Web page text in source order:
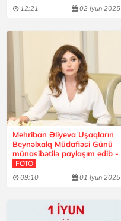
12:21 02 İyun 2025
Mehriban Əliyeva Uşaqların
Beynəlxalq Müdafiəsi Günü
münasibətilə paylaşım edib -
FOTO
09:10 01 İyun 2025